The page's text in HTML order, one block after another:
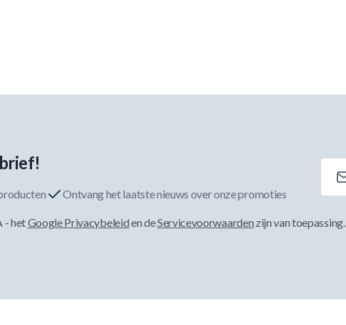
Ontvang het laatste nieuws over onze promoties
- hetGoogle Privacybeleiden deServicevoorwaarden zijn van toepassing.